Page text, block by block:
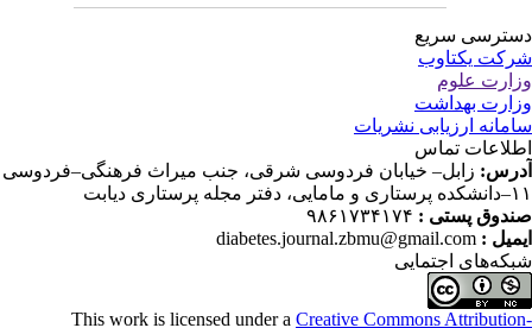
سریع
یکتاوب
علوم
بهداشت
ارزیابی نشریات
تماس
زابل– خیابان فردوسی شرقی، جنب میراث فرهنگی–فردوسی
پرستاری دیابت
پستی : ۹۸۶۱۷۳۴۱۷۴
:
diabetes.journal.zbmu@gmail.com
اجتمایی
This work is licensed under aCreative Commons